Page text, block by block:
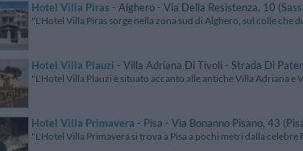
Hotel Villa Piras - Alghero - Via Della Resistenza, 10
"L'Hotel Villa Piras sorge nella zona sud di Alghero, sul colle che
Hotel Villa Plauzi - Villa Adriana Di Tivoli - Strada Di
"L'Hotel Villa Plauzi è situato accanto alle antiche Villa Adriana e
Hotel Villa Primavera - Pisa - Via Bonanno Pisano, 43
"L'Hotel Villa Primavera si trova a Pisa a pochi metri dalla